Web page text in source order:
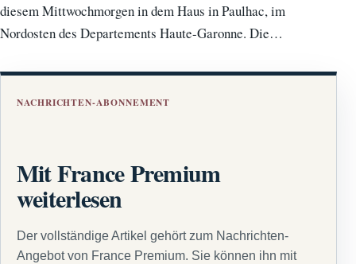
diesem Mittwochmorgen in dem Haus in Paulhac, im
Nordosten des Departements Haute-Garonne. Die…
NACHRICHTEN-ABONNEMENT
Mit France Premium
weiterlesen
Der vollständige Artikel gehört zum Nachrichten-
Angebot von France Premium. Sie können ihn mit